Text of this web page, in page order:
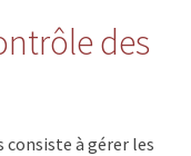
des
à gérer les